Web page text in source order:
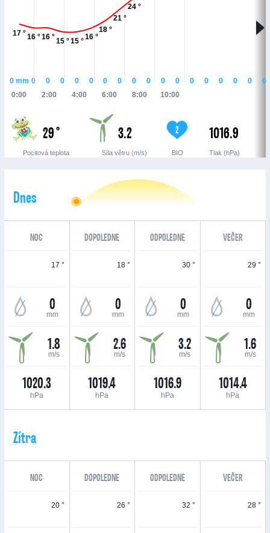
17 °16 °16 °15 °15 °16 °
18 °
21 °
24 °
0:00 2:00 4:00 6:00 8:00 10:00
0mm 0 0 0 0 0 0 0 0 0 0 0 0 0 0 0 0 0
29 °
Pocitová teplota
3.2
Síla větru (m/s)
2
BIO
1016.9
Tlak (hPa)
Dnes
NOC DOPOLEDNE ODPOLEDNE VEČER
17 °
0
mm
1.8
m/s
1020.3
hPa
18 °
0
mm
2.6
m/s
1019.4
hPa
30 °
0
mm
3.2
m/s
1016.9
hPa
29 °
0
mm
1.6
m/s
1014.4
hPa
Zítra
NOC DOPOLEDNE ODPOLEDNE VEČER
20 ° 26 ° 32 ° 28 °